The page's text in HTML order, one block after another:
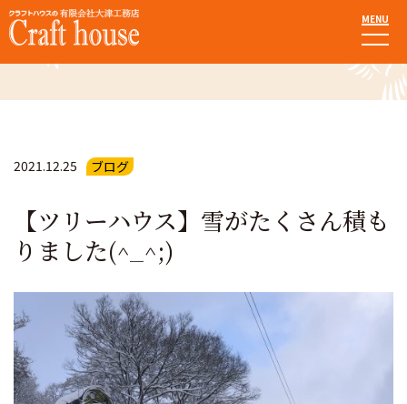
MENU
お知らせ・ブログ
2021.12.25 ブログ
【ツリーハウス】雪がたくさん積も
りました(^_^;)